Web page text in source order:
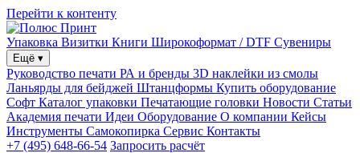
Перейти к контенту
Упаковка Визитки Книги Широкоформат / DTF Сувениры
Ещё ▾
Руководство печати РА и бренды 3D наклейки из смолы
Ланьярды для бейджей Штанцформы Купить оборудование
Софт Каталог упаковки Печатающие головки Новости Статьи
Академия печати Идеи Оборудование О компании Кейсы
Инструменты Самокопирка Сервис Контакты
+7 (495) 648-66-54 Запросить расчёт